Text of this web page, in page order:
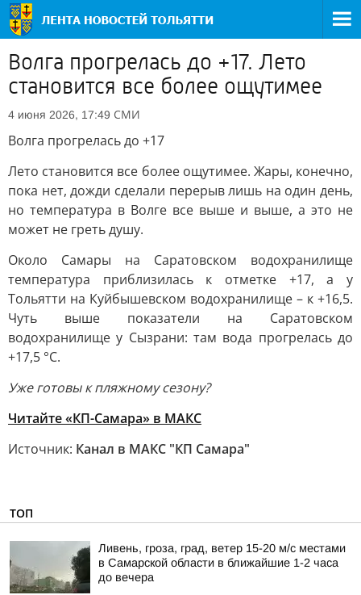
Волга прогрелась до +17. Лето
становится все более ощутимее
4 июня 2026, 17:49 СМИ
Волга прогрелась до +17
Лето становится все более ощутимее. Жары, конечно,
пока нет, дожди сделали перерыв лишь на один день,
но температура в Волге все выше и выше, а это не
может не греть душу.
Около Самары на Саратовском водохранилище
температура приблизилась к отметке +17, а у
Тольятти на Куйбышевском водохранилище – к +16,5.
Чуть выше показатели на Саратовском
водохранилище у Сызрани: там вода прогрелась до
+17,5 °C.
Уже готовы к пляжному сезону?
Читайте «КП-Самара» в МАКС
Источник: Канал в МАКС "КП Самара"
ТОП
Ливень, гроза, град, ветер 15-20 м/с местами
в Самарской области в ближайшие 1-2 часа
до вечера